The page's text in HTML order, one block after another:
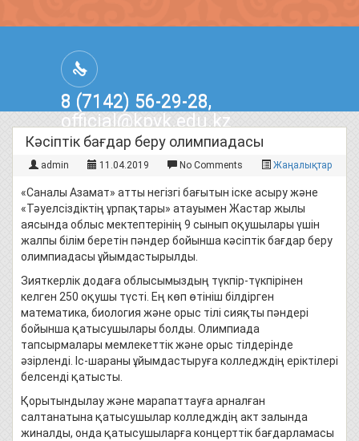
8 (7142) 56-29-28,
official@kpvk.edu.kz
г.Костанай, Проспект Кобыланды
Батыра, 3
Кәсіптік бағдар беру олимпиадасы
admin 11.04.2019 No Comments Жаңалықтар
«Саналы Азамат» атты негізгі бағытын іске асыру және
«Тәуелсіздіктің ұрпақтары» атауымен Жастар жылы
аясында облыс мектептерінің 9 сынып оқушылары үшін
жалпы білім беретін пәндер бойынша кәсіптік бағдар беру
олимпиадасы ұйымдастырылды.
Зияткерлік додаға облысымыздың түкпір-түкпірінен
келген 250 оқушы түсті. Ең көп өтініш білдірген
математика, биология және орыс тілі сияқты пәндері
бойынша қатысушылары болды. Олимпиада
тапсырмалары мемлекеттік және орыс тілдерінде
әзірленді. Іс-шараны ұйымдастыруға колледждің еріктілері
белсенді қатысты.
Қорытындылау және марапаттауға арналған
салтанатына қатысушылар колледждің акт залында
жиналды, онда қатысушыларға концерттік бағдарламасы